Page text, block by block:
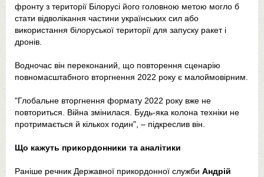
фронту з території Білорусі його головною метою могло б
стати відволікання частини українських сил або
використання білоруської території для запуску ракет і
дронів.
Водночас він переконаний, що повторення сценарію
повномасштабного вторгнення 2022 року є малоймовірним.
"Глобальне вторгнення формату 2022 року вже не
повториться. Війна змінилася. Будь-яка колона техніки не
протримається й кількох годин", – підкреслив він.
Що кажуть прикордонники та аналітики
Раніше речник Державної прикордонної служби Андрій